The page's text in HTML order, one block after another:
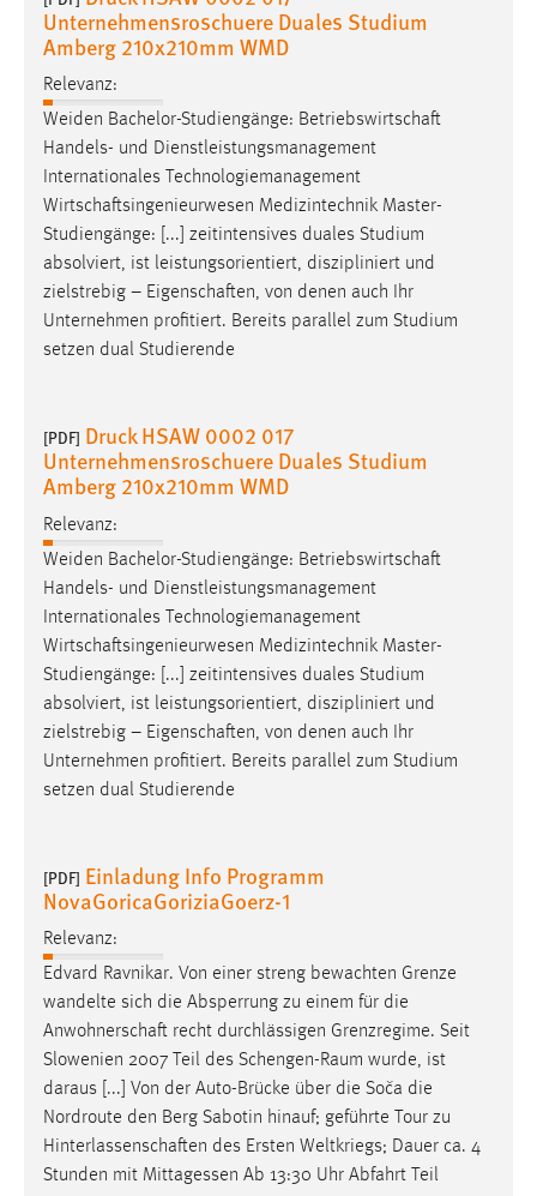
Unternehmensroschuere Duales Studium
Amberg 210x210mm WMD
Relevanz:
Weiden Bachelor-Studiengänge: Betriebswirtschaft
Handels- und Dienstleistungsmanagement
Internationales Technologiemanagement
Wirtschaftsingenieurwesen Medizintechnik Master-
Studiengänge: [...] zeitintensives duales Studium
absolviert, ist leistungsorientiert, diszipliniert und
zielstrebig – Eigenschaften, von denen auch Ihr
Unternehmen profitiert. Bereits parallel zum Studium
setzen dual Studierende
[PDF] Druck HSAW 0002 017
Unternehmensroschuere Duales Studium
Amberg 210x210mm WMD
Relevanz:
Weiden Bachelor-Studiengänge: Betriebswirtschaft
Handels- und Dienstleistungsmanagement
Internationales Technologiemanagement
Wirtschaftsingenieurwesen Medizintechnik Master-
Studiengänge: [...] zeitintensives duales Studium
absolviert, ist leistungsorientiert, diszipliniert und
zielstrebig – Eigenschaften, von denen auch Ihr
Unternehmen profitiert. Bereits parallel zum Studium
setzen dual Studierende
[PDF] Einladung Info Programm
NovaGoricaGoriziaGoerz-1
Relevanz:
Edvard Ravnikar. Von einer streng bewachten Grenze
wandelte sich die Absperrung zu einem für die
Anwohnerschaft recht durchlässigen Grenzregime. Seit
Slowenien 2007 Teil des Schengen-Raum wurde, ist
daraus [...] Von der Auto-Brücke über die Soča die
Nordroute den Berg Sabotin hinauf; geführte Tour zu
Hinterlassenschaften des Ersten Weltkriegs; Dauer ca. 4
Stunden mit Mittagessen Ab 13:30 Uhr Abfahrt Teil
Conversion-Tracking
3 Monate
Facebook Pixel
Name:
_fbp
Anbieter:
Facebook
Zweck:
Cookie Laufzeit:
3 Monate
EXTERNE MEDIEN
Um Inhalte von Videoplattformen und Social Media
Plattformen anzeigen zu können, werden von diesen
externen Medien Cookies gesetzt.
YouTube
Vimeo